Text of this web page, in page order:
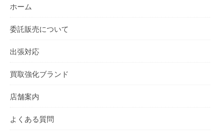
ホーム
委託販売について
出張対応
買取強化ブランド
店舗案内
よくある質問